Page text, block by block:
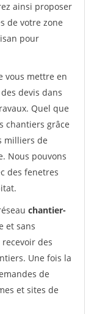
ainsi proposer
de votre zone
pour
vous mettre en
devis dans
Quel que
chantiers grâce
milliers de
Nous pouvons
des fenetres
chantier-
et sans
des
Une fois la
de
et sites de